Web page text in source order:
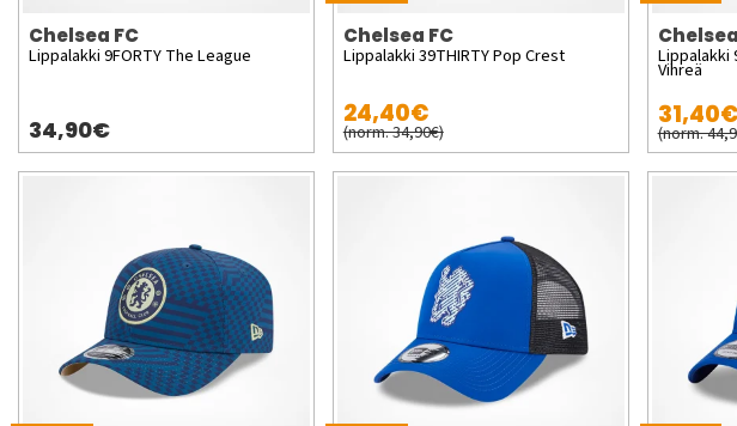
Chelsea FC
Lippalakki 9FORTY The League
34,90€
Chelsea FC
Lippalakki 39THIRTY Pop Crest
24,40€
(norm. 34,90€)
Lippalakki
Vihreä
31,40€
(norm.